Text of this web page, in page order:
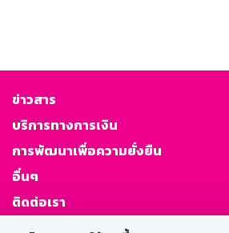
ข่าวสาร
บริการทางการเงิน
การพัฒนาเพื่อความยั่งยืน
อื่นๆ
ติดต่อเรา